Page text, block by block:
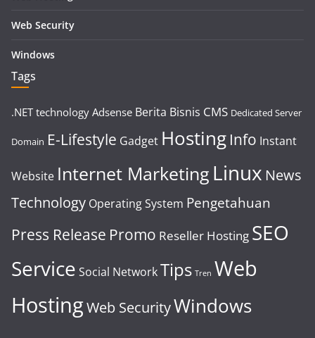
Web Security
Windows
Tags
.NET technology Adsense Berita Bisnis CMS Dedicated Server
Domain E-Lifestyle Gadget Hosting Info Instant
Website Internet Marketing Linux News
Technology Operating System Pengetahuan
Press Release Promo Reseller Hosting SEO
Service Social NetworkTips Tren Web
HostingWeb SecurityWindows